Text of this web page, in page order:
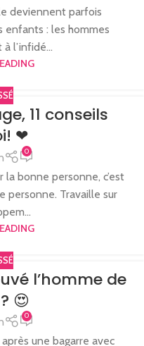
deviennent parfois
enfants : les hommes
l’infidé...
11 conseils
❤
0
la bonne personne, c’est
personne. Travaille sur
l’homme de
😍
0
après une bagarre avec